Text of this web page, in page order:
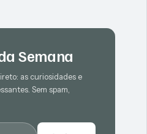
Semana
as curiosidades e
Sem spam,